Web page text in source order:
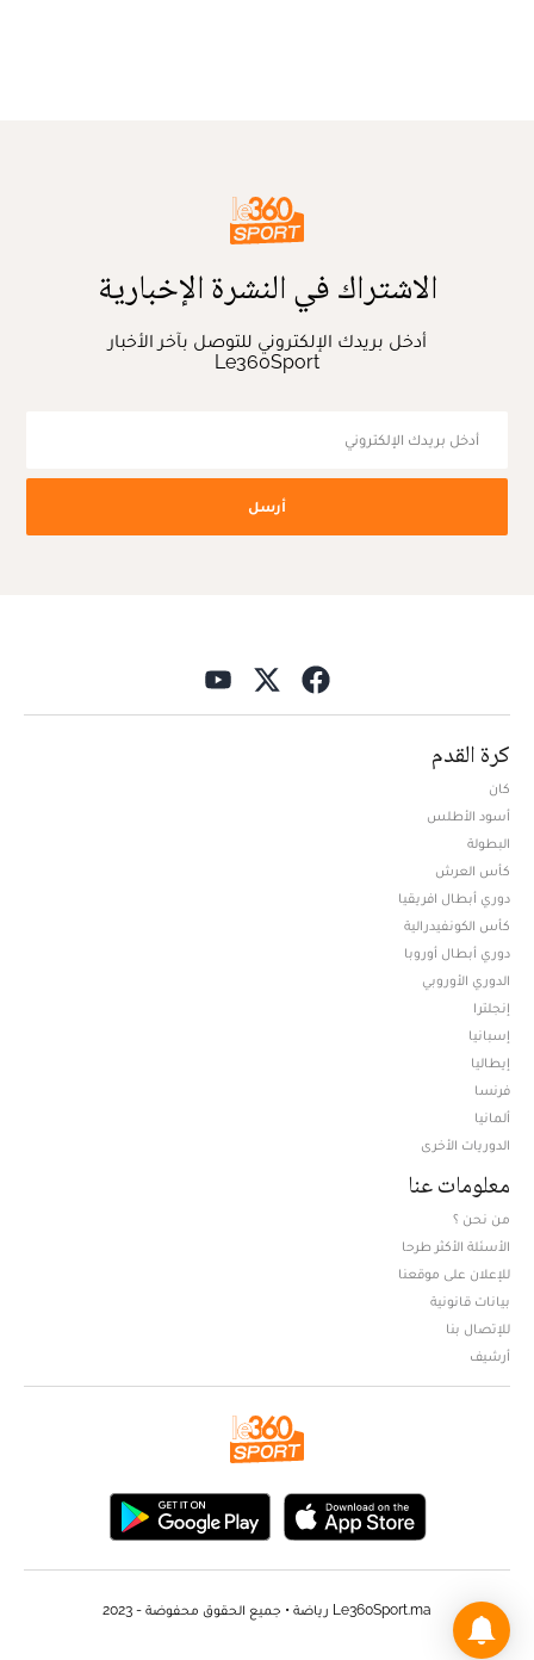
الاشتراك في النشرة الإخبارية
أدخل بريدك الإلكتروني للتوصل بآخر الأخبار
Le360Sport
أرسل
كرة القدم
كان
أسود الأطلس
البطولة
كأس العرش
دوري أبطال افريقيا
كأس الكونفيدرالية
دوري أبطال أوروبا
الدوري الأوروبي
إنجلترا
إسبانيا
إيطاليا
فرنسا
ألمانيا
الدوريات الأخرى
معلومات عنا
من نحن ؟
الأسئلة الأكثر طرحا
للإعلان على موقعنا
بيانات قانونية
للإتصال بنا
أرشيف
Le360Sport.ma رياضة • جميع الحقوق محفوضة - 2023